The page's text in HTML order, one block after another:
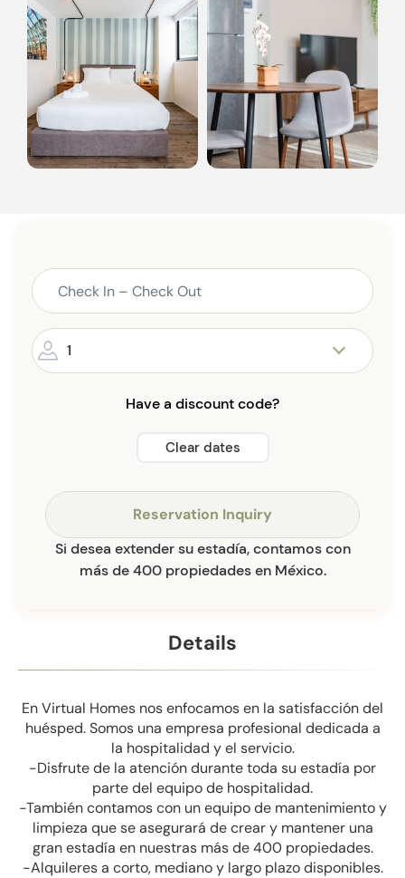
Details
En Virtual Homes nos enfocamos en la satisfacción del
huésped. Somos una empresa profesional dedicada a
la hospitalidad y el servicio.
-Disfrute de la atención durante toda su estadía por
parte del equipo de hospitalidad.
-También contamos con un equipo de mantenimiento y
limpieza que se asegurará de crear y mantener una
gran estadía en nuestras más de 400 propiedades.
-Alquileres a corto, mediano y largo plazo disponibles.
1
Have a discount code?
Clear dates
Reservation Inquiry
Si desea extender su estadía, contamos con
más de 400 propiedades en México.